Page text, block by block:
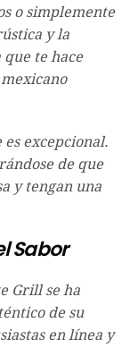
o simplemente
y la
te hace
excepcional.
de que
y tengan una
Sabor
Grill se ha
de su
en línea y